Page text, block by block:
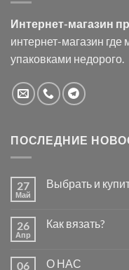
Интернет-магазин
интернет-магазин
упаковками недорого.
ПОСЛЕДНИЕ
27
Май
Выбрать и
Выбрать
для
26
Апр
Как вязать?
Как
06 О НАС